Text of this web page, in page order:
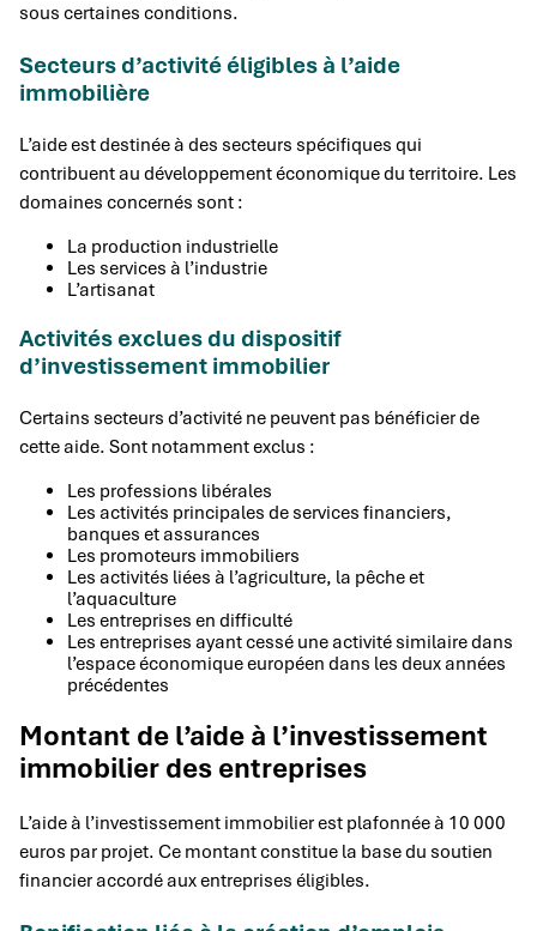
sous certaines conditions.
Secteurs d’activité éligibles à l’aide
immobilière
L’aide est destinée à des secteurs spécifiques qui
contribuent au développement économique du territoire. Les
domaines concernés sont :
La production industrielle
Les services à l’industrie
L’artisanat
Activités exclues du dispositif
d’investissement immobilier
Certains secteurs d’activité ne peuvent pas bénéficier de
cette aide. Sont notamment exclus :
Les professions libérales
Les activités principales de services financiers,
banques et assurances
Les promoteurs immobiliers
Les activités liées à l’agriculture, la pêche et
l’aquaculture
Les entreprises en difficulté
Les entreprises ayant cessé une activité similaire dans
l’espace économique européen dans les deux années
précédentes
Montant de l’aide à l’investissement
immobilier des entreprises
L’aide à l’investissement immobilier est plafonnée à 10 000
euros par projet. Ce montant constitue la base du soutien
financier accordé aux entreprises éligibles.